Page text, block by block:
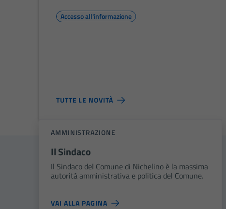
Accesso all'informazione
TUTTE LE NOVITÀ
AMMINISTRAZIONE
Il Sindaco
Il Sindaco del Comune di Nichelino è la massima
autorità amministrativa e politica del Comune.
VAI ALLA PAGINA